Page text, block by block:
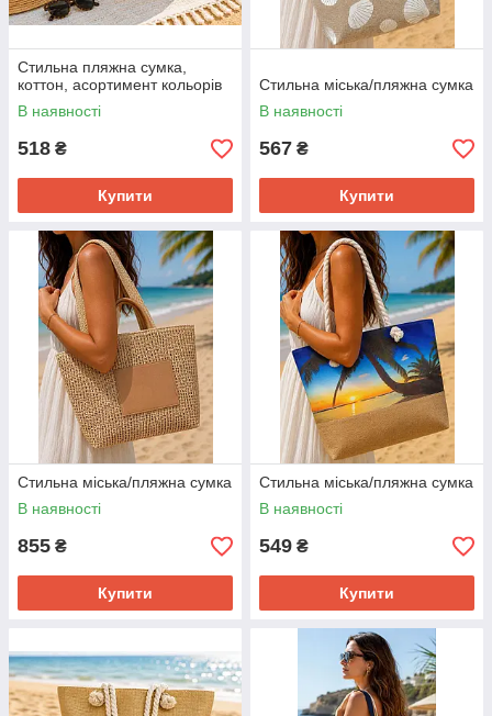
Стильна пляжна сумка,
коттон, асортимент кольорів
В наявності
518 ₴
Купити
Стильна міська/пляжна сумка
В наявності
567 ₴
Купити
Стильна міська/пляжна сумка
В наявності
855 ₴
Купити
Стильна міська/пляжна сумка
В наявності
549 ₴
Купити